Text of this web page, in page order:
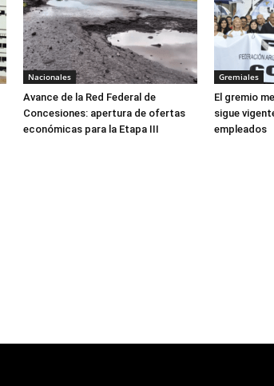
Nacionales
Avance de la Red Federal de
Concesiones: apertura de ofertas
económicas para la Etapa III
Gremiales
El gremio
sigue
empleados